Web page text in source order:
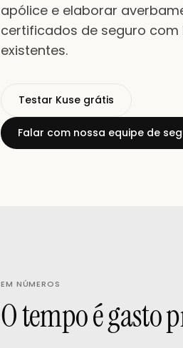
apólice e elaborar
certificados de seguro
existentes.
Testar Kuse grátis
Falar com nossa equipe de
EM NÚMEROS
O tempo é gasto